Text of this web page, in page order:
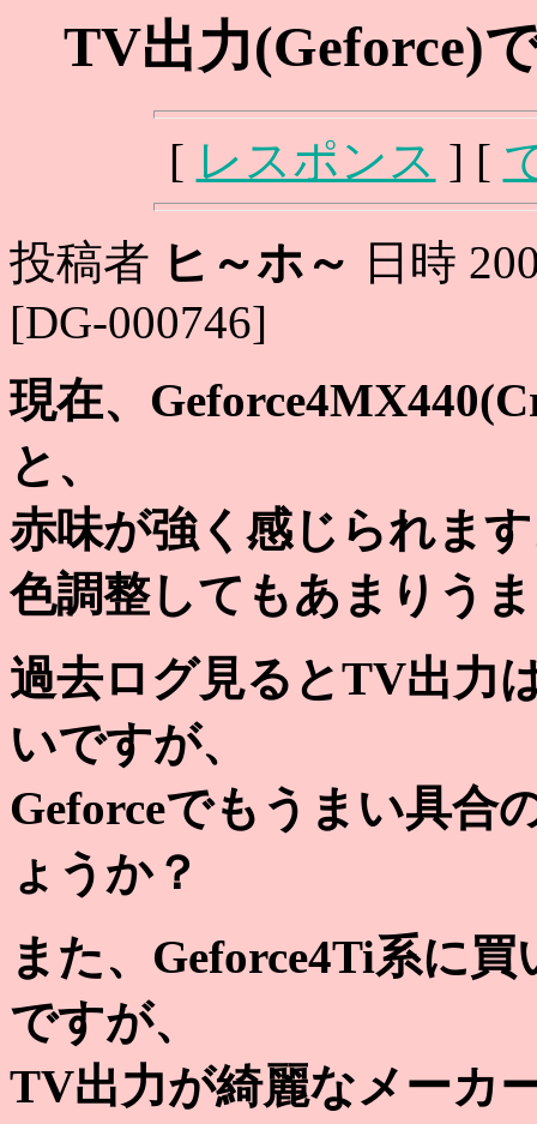
TV出力(Geforce)
[ レスポンス ] [
投稿者 ヒ～ホ～ 日時
[DG-000746]
現在、
と、
赤味が強く感じられま
色調整してもあまりう
過去ログ見るとTV出力
いですが、
Geforceでもうまい具合
ょうか？
また、Geforce4Ti系に
ですが、
TV出力が綺麗なメーカ